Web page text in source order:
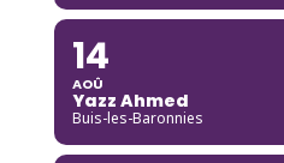
14
AOÛ
Yazz Ahmed
Buis-les-Baronnies